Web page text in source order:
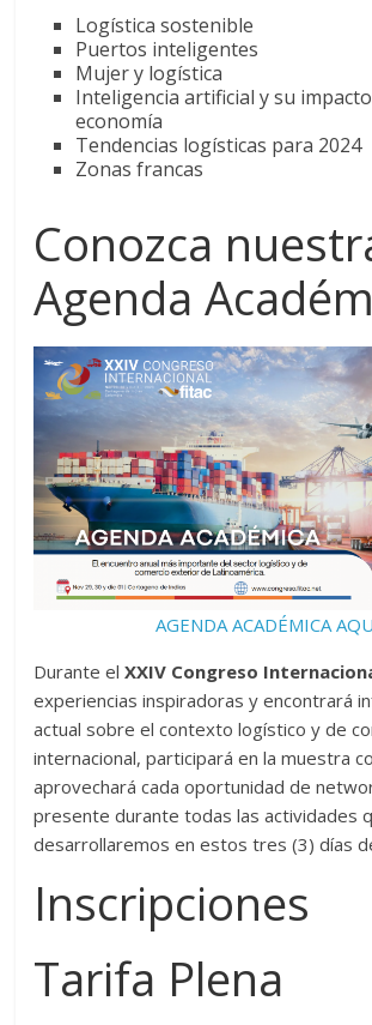
Logística sostenible
Puertos inteligentes
Mujer y logística
Inteligencia artificial y su
economía
Tendencias logísticas para 2024
Zonas francas
Conozca
Agenda
AGENDA ACADÉMICA
Durante elXXIV Congreso
experiencias inspiradoras y encontrará
actual sobre el contexto logístico y de
internacional, participará en la muestra
aprovechará cada oportunidad de
presente durante todas las actividades
desarrollaremos en estos tres (3) días
Inscripciones
Tarifa Plena